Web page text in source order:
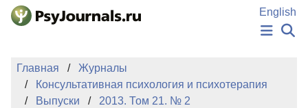
Перейти к основному содержанию
English
НОВОСТИ
АВТОРЫ
Главная
Журналы
Консультативная психология и психотерапия
Выпуски
2013. Том 21. № 2